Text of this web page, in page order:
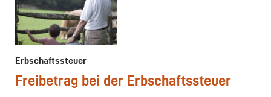
Erbschaftssteuer
Freibetrag bei der Erbschaftssteuer